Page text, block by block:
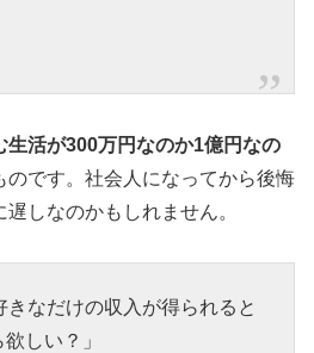
生活が300万円なのか1億円なの
のです。社会人になってから後悔
しなのかもしれません。
きなだけの収入が得られると
しい？」